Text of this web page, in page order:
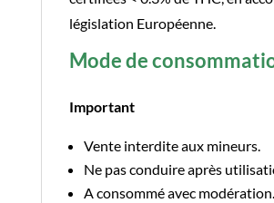
législation Européenne.
Mode de
Important
Vente interdite aux mineurs.
Ne pas conduire après
A consommé avec modération.